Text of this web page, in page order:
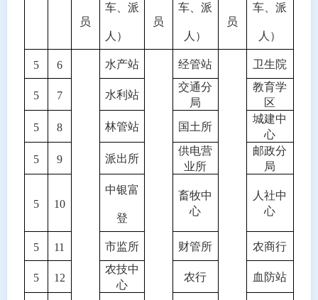
员
车、派
人）
员
车、派
人）
员
车、派
人）
5 6 水产站 经管站 卫生院
5 7 水利站
交通分
局
教育学
区
5 8 林管站 国土所
城建中
心
5 9 派出所
供电营
业所
邮政分
局
5 10
中银富
登
畜牧中
心
人社中
心
5 11 市监所 财管所 农商行
5 12
农技中
心
农行 血防站